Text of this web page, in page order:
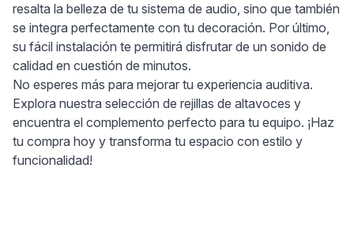
resalta la belleza de tu sistema de audio, sino que también
se integra perfectamente con tu decoración. Por último,
su fácil instalación te permitirá disfrutar de un sonido de
calidad en cuestión de minutos.
No esperes más para mejorar tu experiencia auditiva.
Explora nuestra selección de rejillas de altavoces y
encuentra el complemento perfecto para tu equipo. ¡Haz
tu compra hoy y transforma tu espacio con estilo y
funcionalidad!